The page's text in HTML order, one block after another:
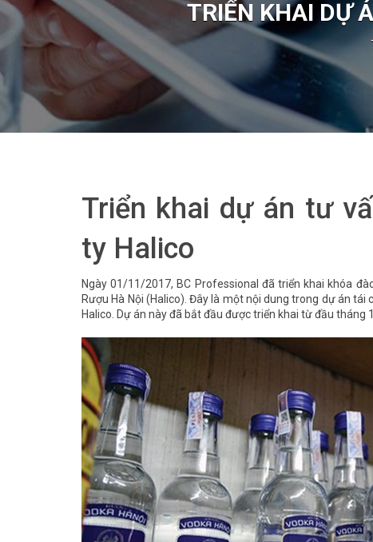
TRIỂN KHAI DỰ
Triển khai dự án tư
ty Halico
Ngày 01/11/2017, BC Professional đã triển khai khóa
Rượu Hà Nội (Halico). Đây là một nội dung trong dự án
Halico. Dự án này đã bắt đầu được triển khai từ đầu tháng